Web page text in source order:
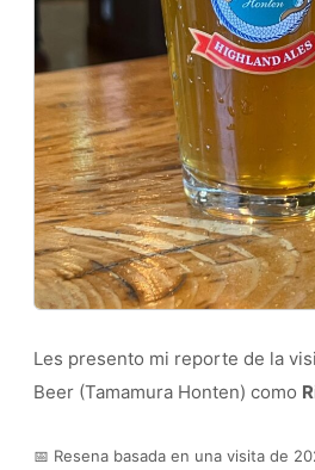
Les presento mi reporte de la
Beer (Tamamura Honten) como
📅 Resena basada en una visita de